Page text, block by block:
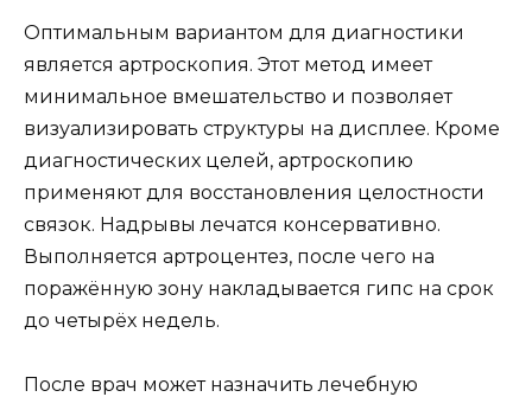
Оптимальным вариантом для диагностики
является артроскопия. Этот метод имеет
минимальное вмешательство и позволяет
визуализировать структуры на дисплее. Кроме
диагностических целей, артроскопию
применяют для восстановления целостности
связок. Надрывы лечатся консервативно.
Выполняется артроцентез, после чего на
поражённую зону накладывается гипс на срок
до четырёх недель.
После врач может назначить лечебную